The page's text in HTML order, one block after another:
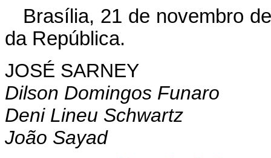
Brasília, 21 de novembro
da República.
JOSÉ SARNEY
Dilson Domingos Funaro
Deni Lineu Schwartz
João Sayad